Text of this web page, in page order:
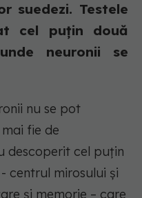
suedezi. Testele
cel puțin două
neuronii se
nu se pot
fie de
descoperit cel puțin
centrul mirosului și
și memorie – care